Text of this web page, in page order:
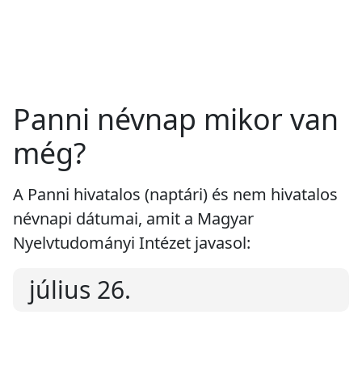
Panni névnap mikor van
még?
A Panni hivatalos (naptári) és nem hivatalos
névnapi dátumai, amit a Magyar
Nyelvtudományi Intézet javasol:
július 26.